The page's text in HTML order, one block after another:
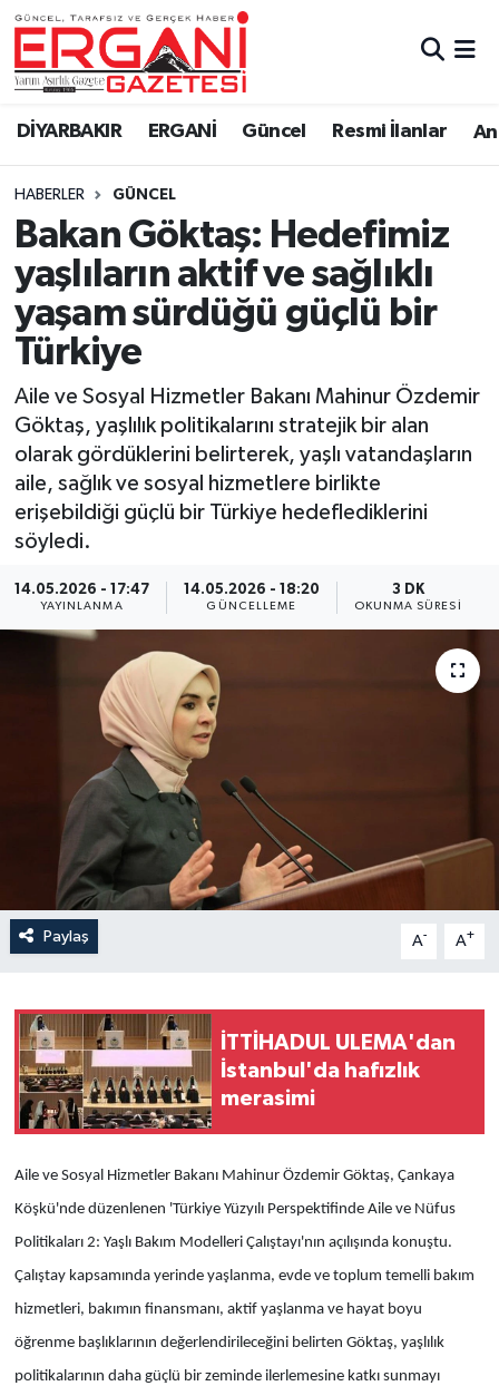
DİYARBAKIR ERGANİ Güncel Resmi İlanlar
HABERLER GÜNCEL
Bakan Göktaş: Hedefimiz
yaşlıların aktif ve sağlıklı
yaşam sürdüğü güçlü bir
Türkiye
Aile ve Sosyal Hizmetler Bakanı Mahinur Özdemir
Göktaş, yaşlılık politikalarını stratejik bir alan
olarak gördüklerini belirterek, yaşlı vatandaşların
aile, sağlık ve sosyal hizmetlere birlikte
erişebildiği güçlü bir Türkiye hedeflediklerini
söyledi.
14.05.2026 - 17:47
YAYINLANMA
14.05.2026 - 18:20
GÜNCELLEME
3 DK
OKUNMA SÜRESI
Paylaş A- A+
İTTİHADUL ULEMA'dan
İstanbul'da hafızlık
merasimi
Aile ve Sosyal Hizmetler Bakanı Mahinur Özdemir Göktaş, Çankaya
Köşkü'nde düzenlenen 'Türkiye Yüzyılı Perspektifinde Aile ve Nüfus
Politikaları 2: Yaşlı Bakım Modelleri Çalıştayı'nın açılışında konuştu.
Çalıştay kapsamında yerinde yaşlanma, evde ve toplum temelli bakım
hizmetleri, bakımın finansmanı, aktif yaşlanma ve hayat boyu
öğrenme başlıklarının değerlendirileceğini belirten Göktaş, yaşlılık
politikalarının daha güçlü bir zeminde ilerlemesine katkı sunmayı
DİYARBAKIR
BİSMİL
BAĞLAR
ERGANİ
Güncel
Eği̇ti̇m
Resmi İlanlar
Sağlık
Si̇yaset
Spor
Yaşam
Anali̇z
Bi̇li̇m & Teknoloji̇
Dünya
Eği̇ti̇m
Ergani Nöbetçi Eczaneler
Ergani Hava Durumu
Ergani Trafik Yoğunluk Haritası
Süper Lig Puan Durumu ve Fikstür
Tüm Manşetler
Son Dakika Haberleri
Haber Arşivi